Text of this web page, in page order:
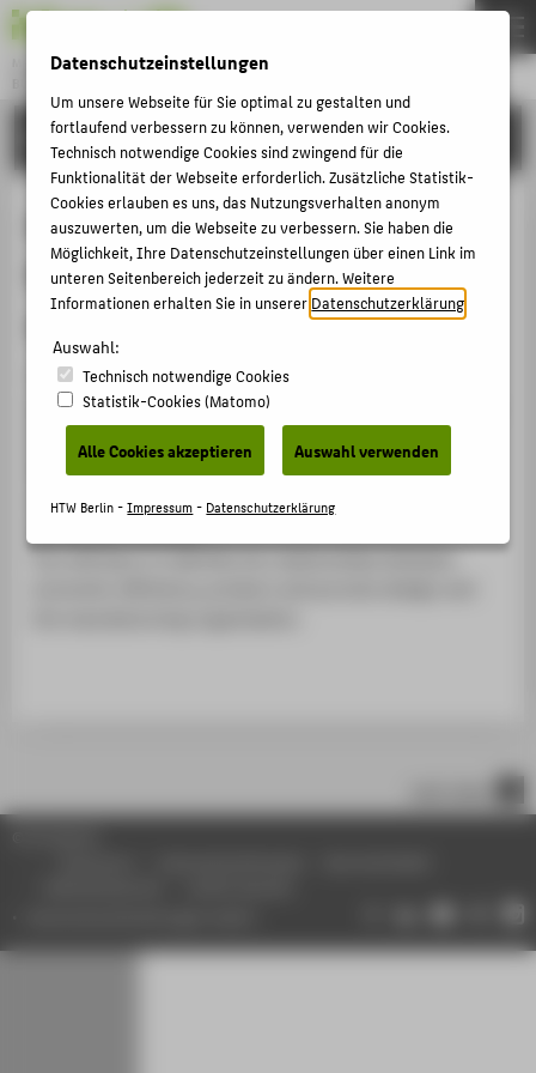
Menu
STUDYING
Manufacturing Technology and
Business Technology (Technology
and Engineering module)
This module provides you with an insight into the
production processes of different fields of industry. You
will be able to plan production processes and use IT-
based measurement systems to take factors into
account such as costs, HR, infrastructure and
You will learn to identify the relationships between
THEMEN
EN
STUDYING
APPLYING
OUR FACULTY
CONTACT US
CENTRAL PAGES
PORTALS
ADVICE AND SERVICES
Datenschutzeinstellungen
Um unsere Webseite für Sie optimal zu gestalten und
fortlaufend verbessern zu können, verwenden wir Cookies.
Technisch notwendige Cookies sind zwingend für die
Funktionalität der Webseite erforderlich. Zusätzliche Statistik-
Cookies erlauben es uns, das Nutzungsverhalten anonym
auszuwerten, um die Webseite zu verbessern. Sie haben die
Möglichkeit, Ihre Datenschutzeinstellungen über einen Link im
unteren Seitenbereich jederzeit zu ändern. Weitere
Informationen erhalten Sie in unsererDatenschutzerklärung
Auswahl:
Technisch notwendige Cookies
Statistik-Cookies (Matomo)
Alle Cookies akzeptieren Auswahl verwenden
HTW Berlin -Impressum- Datenschutzerklärung